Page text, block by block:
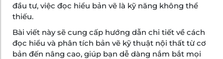
đầu tư, việc đọc hiểu bản vẽ là kỹ năng không thể
thiếu.
Bài viết này sẽ cung cấp hướng dẫn chi tiết về cách
đọc hiểu và phân tích bản vẽ kỹ thuật nội thất từ cơ
bản đến nâng cao, giúp bạn dễ dàng nắm bắt mọi